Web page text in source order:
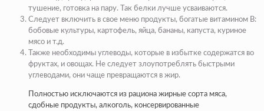
тушение, готовка на пару. Так белки лучше усваиваются.
Следует включить в свое меню продукты, богатые витамином B:
бобовые культуры, картофель, яйца, бананы, капуста, куриное
мясо и т.д.
Также необходимы углеводы, которые в избытке содержатся во
фруктах, и овощах. Не следует злоупотреблять быстрыми
углеводами, они чаще превращаются в жир.
Полностью исключаются из рациона жирные сорта мяса,
сдобные продукты, алкоголь, консервированные